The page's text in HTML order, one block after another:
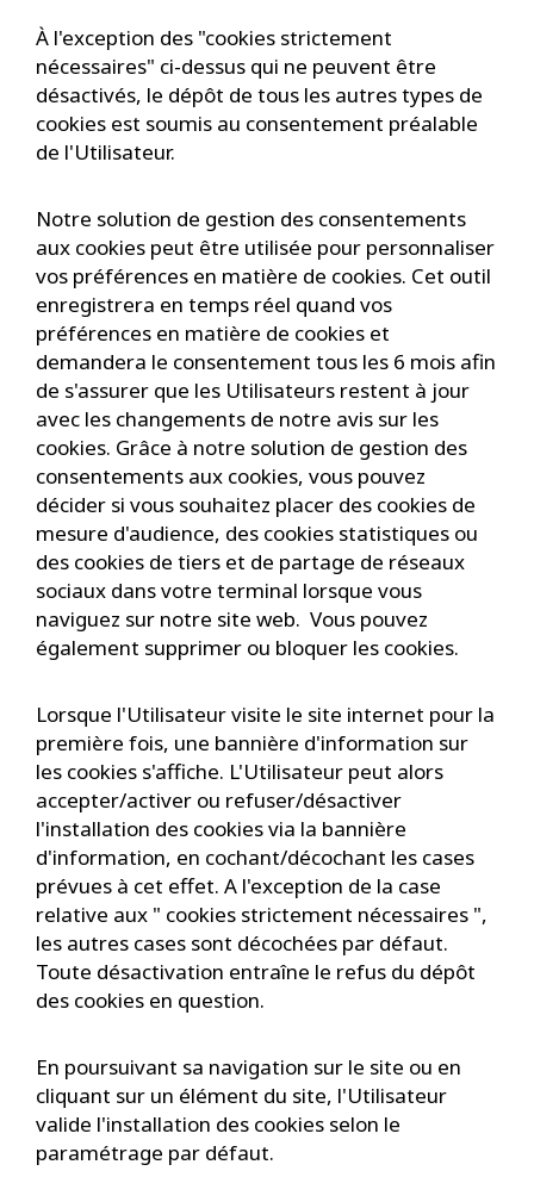
À l'exception des "cookies strictement
nécessaires" ci-dessus qui ne peuvent être
désactivés, le dépôt de tous les autres types de
cookies est soumis au consentement préalable
de l'Utilisateur.
Notre solution de gestion des consentements
aux cookies peut être utilisée pour personnaliser
vos préférences en matière de cookies. Cet outil
enregistrera en temps réel quand vos
préférences en matière de cookies et
demandera le consentement tous les 6 mois afin
de s'assurer que les Utilisateurs restent à jour
avec les changements de notre avis sur les
cookies. Grâce à notre solution de gestion des
consentements aux cookies, vous pouvez
décider si vous souhaitez placer des cookies de
mesure d'audience, des cookies statistiques ou
des cookies de tiers et de partage de réseaux
sociaux dans votre terminal lorsque vous
naviguez sur notre site web. Vous pouvez
également supprimer ou bloquer les cookies.
Lorsque l'Utilisateur visite le site internet pour la
première fois, une bannière d'information sur
les cookies s'affiche. L'Utilisateur peut alors
accepter/activer ou refuser/désactiver
l'installation des cookies via la bannière
d'information, en cochant/décochant les cases
prévues à cet effet. A l'exception de la case
relative aux " cookies strictement nécessaires ",
les autres cases sont décochées par défaut.
Toute désactivation entraîne le refus du dépôt
des cookies en question.
En poursuivant sa navigation sur le site ou en
cliquant sur un élément du site, l'Utilisateur
valide l'installation des cookies selon le
paramétrage par défaut.